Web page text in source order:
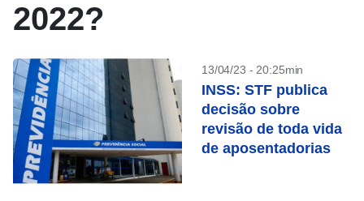
2022?
13/04/23 - 20:25min
INSS: STF publica
decisão sobre
revisão de toda vida
de aposentadorias